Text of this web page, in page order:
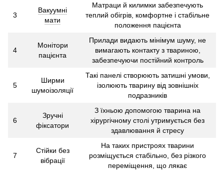
3
Вакуумні
мати
Матраци й килимки забезпечують
теплий обігрів, комфортне і стабільне
положення пацієнта
4
Монітори
пацієнта
Прилади видають мінімум шуму, не
вимагають контакту з твариною,
забезпечуючи постійний контроль
5
Ширми
шумоізоляції
Такі панелі створюють затишні умови,
ізолюють тварину від зовнішніх
подразників
6
Зручні
фіксатори
З їхньою допомогою тварина на
хірургічному столі утримується без
здавлювання й стресу
7
Стійки без
вібрації
На таких пристроях тварини
розміщується стабільно, без різкого
переміщення, що лякає